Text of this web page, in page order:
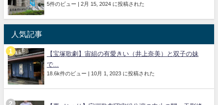
5件のビュー | 2月 15, 2024 に投稿された
人気記事
【宝塚歌劇】宙組の有愛きい（井上奈美）と双子の妹
で...
18.6k件のビュー | 10月 1, 2023 に投稿された